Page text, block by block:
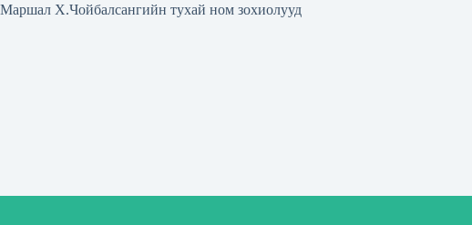
Маршал Х.Чойбалсангийн тухай ном зохиолууд